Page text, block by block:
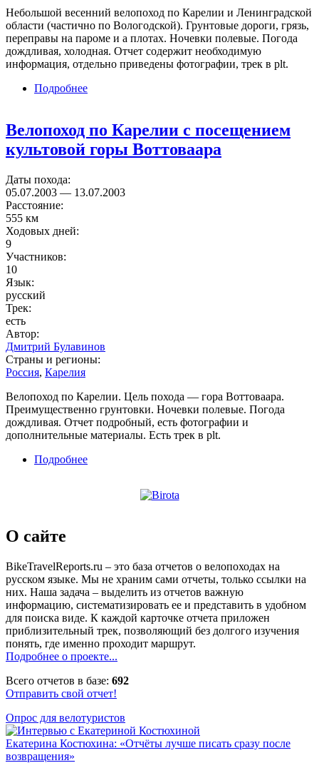
Небольшой весенний велопоход по Карелии и Ленинградской
области (частично по Вологодской). Грунтовые дороги, грязь,
переправы на пароме и а плотах. Ночевки полевые. Погода
дождливая, холодная. Отчет содержит необходимую
информация, отдельно приведены фотографии, трек в plt.
Подробнее
Велопоход по Карелии с посещением
культовой горы Воттоваара
Даты похода:
05.07.2003 — 13.07.2003
Расстояние:
555 км
Ходовых дней:
9
Участников:
10
Язык:
русский
Трек:
есть
Автор:
Дмитрий Булавинов
Страны и регионы:
Россия, Карелия
Велопоход по Карелии. Цель похода — гора Воттоваара.
Преимущественно грунтовки. Ночевки полевые. Погода
дождливая. Отчет подробный, есть фотографии и
дополнительные материалы. Есть трек в plt.
Подробнее
О сайте
BikeTravelReports.ru – это база отчетов о велопоходах на
русском языке. Мы не храним сами отчеты, только ссылки на
них. Наша задача – выделить из отчетов важную
информацию, систематизировать ее и представить в удобном
для поиска виде. К каждой карточке отчета приложен
приблизительный трек, позволяющий без долгого изучения
понять, где именно проходит маршрут.
Подробнее о проекте...
Всего отчетов в базе: 692
Отправить свой отчет!
Опрос для велотуристов
Екатерина Костюхина: «Отчёты лучше писать сразу после
возвращения»